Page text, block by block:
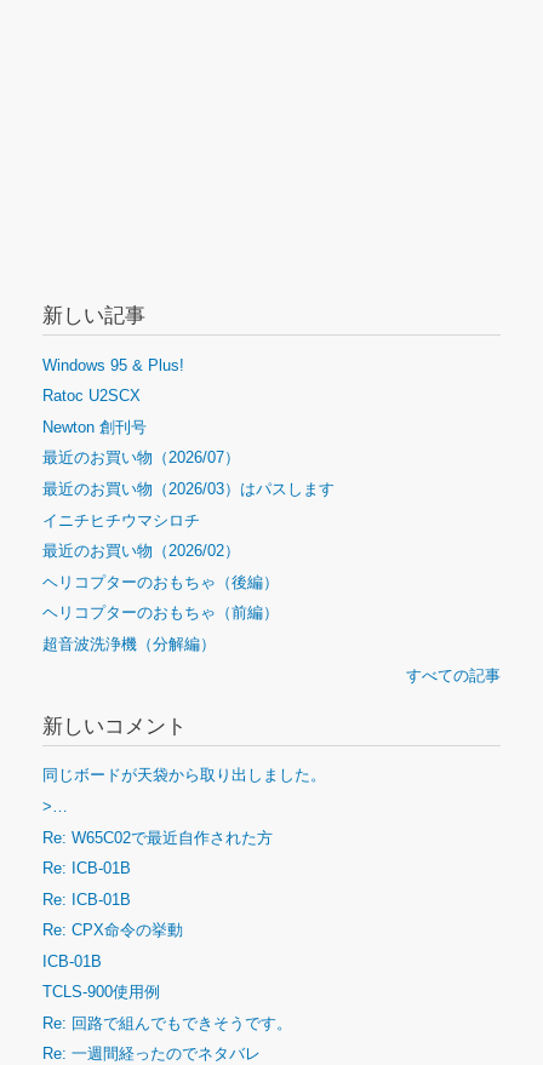
新しい記事
Windows 95 & Plus!
Ratoc U2SCX
Newton 創刊号
最近のお買い物（2026/07）
最近のお買い物（2026/03）はパスします
イニチヒチウマシロチ
最近のお買い物（2026/02）
ヘリコプターのおもちゃ（後編）
ヘリコプターのおもちゃ（前編）
超音波洗浄機（分解編）
すべての記事
新しいコメント
同じボードが天袋から取り出しました。
>…
Re: W65C02で最近自作された方
Re: ICB-01B
Re: ICB-01B
Re: CPX命令の挙動
ICB-01B
TCLS-900使用例
Re: 回路で組んでもできそうです。
Re: 一週間経ったのでネタバレ